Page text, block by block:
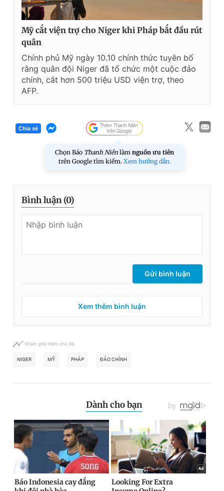
Mỹ cắt viện trợ cho Niger khi Pháp bắt đầu rút
quân
Chính phủ Mỹ ngày 10.10 chính thức tuyên bố
rằng quân đội Niger đã tổ chức một cuộc đảo
chính, cắt hơn 500 triệu USD viện trợ, theo
AFP.
Chia sẻ
Chọn Báo Thanh Niên làm nguồn ưu tiên
trên Google tìm kiếm. Xem hướng dẫn.
Bình luận (0)
Gửi bình luận
Xem thêm bình luận
Khám phá thêm chủ đề
NIGER MỸ PHÁP ĐẢO CHÍNH